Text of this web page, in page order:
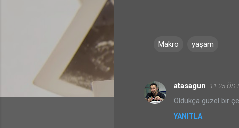
Makro yaşam
Y
atasagun 11:25 ÖS,
Oldukça güzel bir
YANITLA